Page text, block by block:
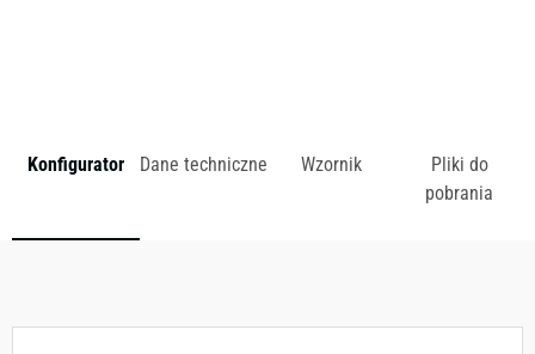
Dostępny w różnych konfiguracjach kolorystycznych.
Konfigurator Dane techniczne Wzornik
Pliki do
pobrania